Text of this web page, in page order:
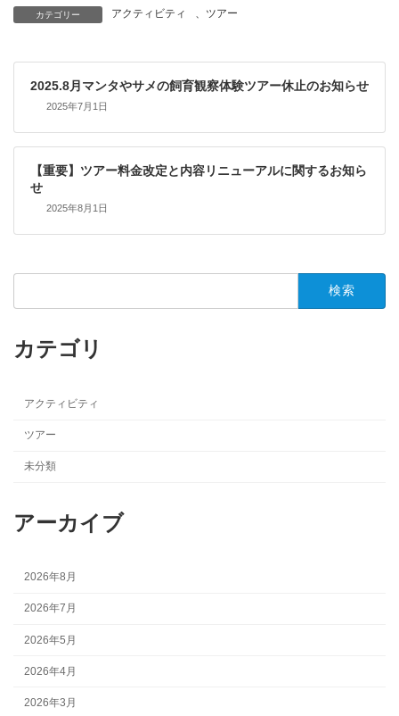
カテゴリー アクティビティ 、 ツアー
2025.8月マンタやサメの飼育観察体験ツアー休止のお知らせ
2025年7月1日
【重要】ツアー料金改定と内容リニューアルに関するお知ら
せ
2025年8月1日
検
カテゴリ
アクティビティ
ツアー
未分類
アーカイブ
2026年8月
2026年7月
2026年5月
2026年4月
2026年3月